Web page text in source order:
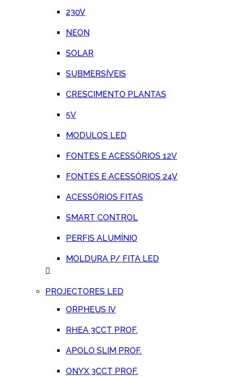
230V
NEON
SOLAR
SUBMERSÍVEIS
CRESCIMENTO PLANTAS
5V
MODULOS LED
FONTES E ACESSÓRIOS 12V
FONTES E ACESSÓRIOS 24V
ACESSÓRIOS FITAS
SMART CONTROL
PERFIS ALUMÍNIO
MOLDURA P/ FITA LED
PROJECTORES LED
ORPHEUS IV
RHEA 3CCT PROF.
APOLO SLIM PROF.
ONYX 3CCT PROF.